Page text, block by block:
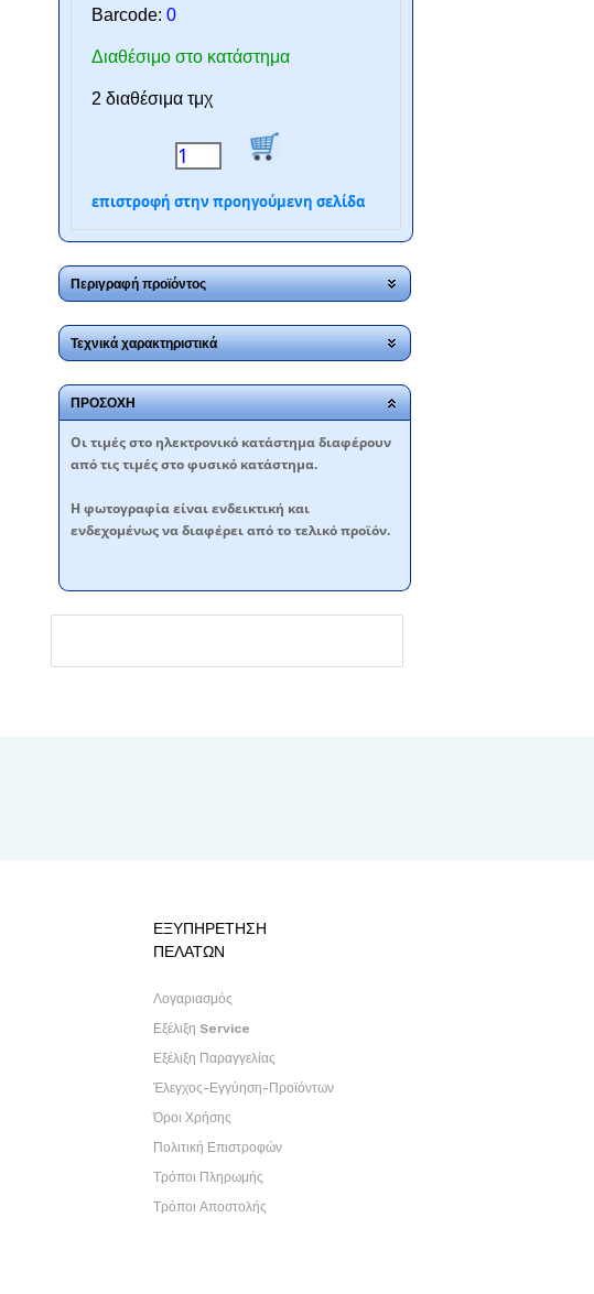
Barcode: 0
Διαθέσιμο στο κατάστημα
2 διαθέσιμα τμχ
επιστροφή στην προηγούμενη σελίδα
Περιγραφή προϊόντος
Τεχνικά χαρακτηριστικά
ΠΡΟΣΟΧΗ
Oι τιμές στο ηλεκτρονικό κατάστημα διαφέρουν
από τις τιμές στο φυσικό κατάστημα.
Η φωτογραφία είναι ενδεικτική και
ενδεχομένως να διαφέρει από το τελικό προϊόν.
ΕΞΥΠΗΡΕΤΗΣΗ
ΠΕΛΑΤΩΝ
Λογαριασμός
Εξέλιξη Service
Εξέλιξη Παραγγελίας
Έλεγχος-Εγγύηση-Προϊόντων
Όροι Χρήσης
Πολιτική Επιστροφών
Τρόποι Πληρωμής
Τρόποι Αποστολής